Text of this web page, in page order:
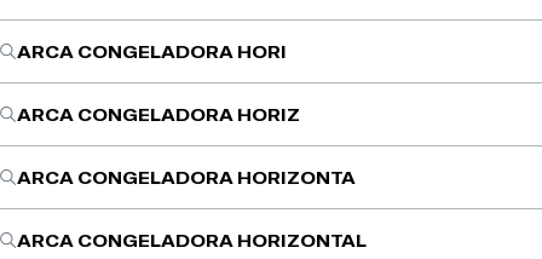
ARCA CONGELADORA HORI
ARCA CONGELADORA HORIZ
ARCA CONGELADORA HORIZONTA
ARCA CONGELADORA HORIZONTAL